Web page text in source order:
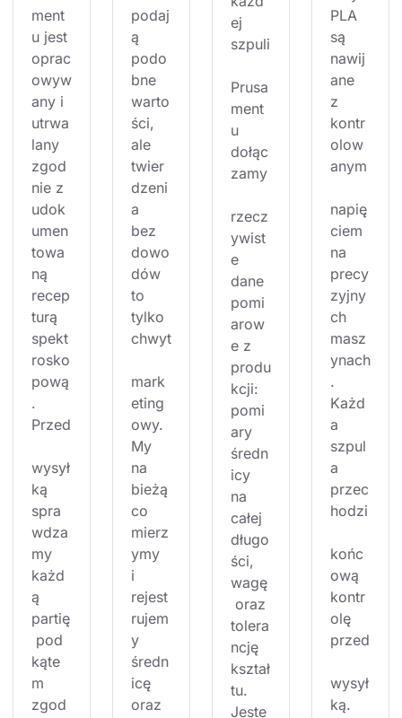
ment
u jest
oprac
owyw
any i
utrwa
lany
zgod
nie z
udok
umen
towa
ną
recep
turą
spekt
rosko
pową
.
Przed
wysył
ką
spra
wdza
my
każd
ą
partię
pod
kąte
m
zgod
podaj
ą
podo
bne
warto
ści,
ale
twier
dzeni
a
bez
dowo
dów
to
tylko
chwyt
mark
eting
owy.
My
na
bieżą
co
mierz
ymy
i
rejest
rujem
y
średn
icę
oraz
ej
szpuli
Prusa
ment
u
dołąc
zamy
rzecz
ywist
e
dane
pomi
arow
e z
produ
kcji:
pomi
ary
średn
icy
na
całej
długo
ści,
wagę
oraz
tolera
ncję
kształ
tu.
Jeste
PLA
są
nawij
ane
z
kontr
olow
anym
napię
ciem
na
precy
zyjny
ch
masz
ynach
.
Każd
a
szpul
a
przec
hodzi
końc
ową
kontr
olę
przed
wysył
ką.